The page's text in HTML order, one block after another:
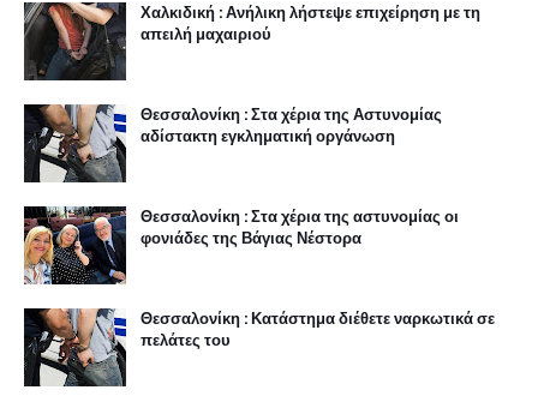
Χαλκιδική : Ανήλικη λήστεψε επιχείρηση με τη
απειλή μαχαιριού
Θεσσαλονίκη : Στα χέρια της Αστυνομίας
αδίστακτη εγκληματική οργάνωση
Θεσσαλονίκη : Στα χέρια της αστυνομίας οι
φονιάδες της Βάγιας Νέστορα
Θεσσαλονίκη : Κατάστημα διέθετε ναρκωτικά σε
πελάτες του